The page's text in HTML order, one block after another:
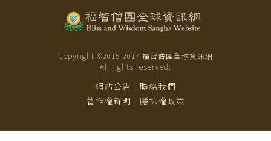
Copyright ©2015-2017 福智僧團全球資訊網
All rights reserved.
網站公告 | 聯絡我們
著作權聲明 | 隱私權政策